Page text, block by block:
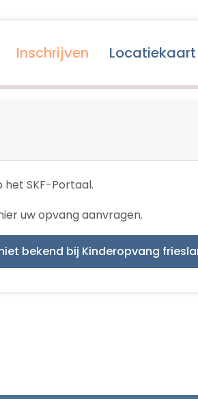
Inschrijven Locatiekaart
het SKF-Portaal.
uw opvang aanvragen.
bekend bij Kinderopvang